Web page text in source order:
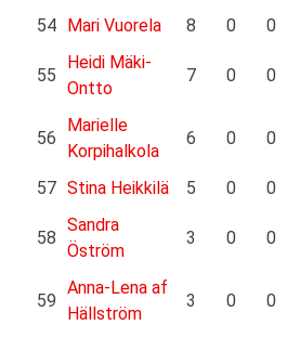
54 Mari Vuorela 8 0 0
55
Heidi Mäki-
Ontto
7 0 0
56
Marielle
Korpihalkola
6 0 0
57 Stina Heikkilä 5 0 0
58
Sandra
Öström
3 0 0
59
Anna-Lena af
Hällström
3 0 0